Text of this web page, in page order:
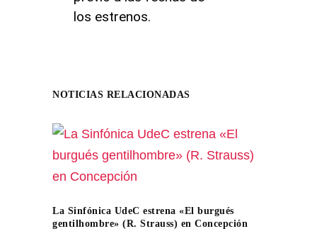
los estrenos.
NOTICIAS RELACIONADAS
La Sinfónica UdeC estrena «El burgués
gentilhombre» (R. Strauss) en Concepción